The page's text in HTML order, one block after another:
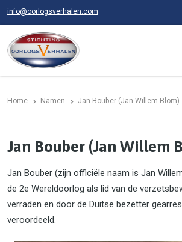
info@oorlogsverhalen.com
Home Namen Jan Bouber (Jan Willem Blom)
Jan Bouber (Jan Willem
Jan Bouber (zijn officiële naam is Jan
de 2e Wereldoorlog als lid van de
verraden en door de Duitse bezetter
veroordeeld.